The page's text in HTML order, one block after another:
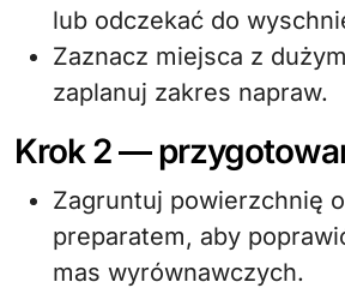
lub odczekać do
Zaznacz miejsca z
zaplanuj zakres napraw.
Krok 2 —
Zagruntuj powierzchnię
preparatem, aby
mas wyrównawczych.